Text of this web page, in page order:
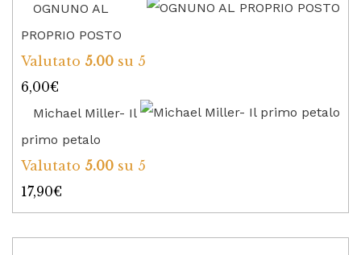
OGNUNO AL
PROPRIO POSTO
Valutato 5.00 su 5
6,00€
Michael Miller- Il
primo petalo
Valutato 5.00 su 5
17,90€